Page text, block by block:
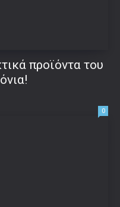
προϊόντα του
0